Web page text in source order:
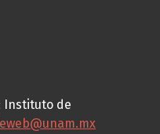
Instituto de